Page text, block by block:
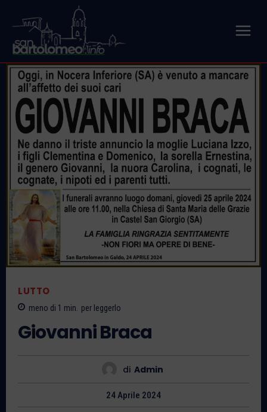
LUTTO
meno di 1 min. per leggerlo
Giovanni Braca
di Admin
24 Aprile 2024